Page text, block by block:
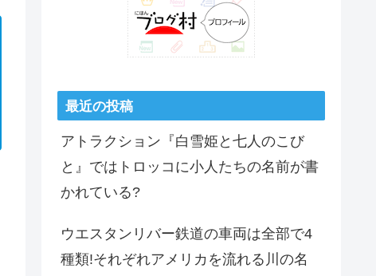
最近の投稿
アトラクション『白雪姫と七人のこび
と』ではトロッコに小人たちの名前が書
かれている?
ウエスタンリバー鉄道の車両は全部で4
種類!それぞれアメリカを流れる川の名